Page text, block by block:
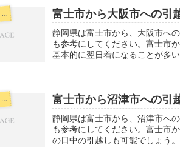
士市の引越し料金・代金相場・見積り情報 富士市から大阪市への引
静岡県は富士市から、大阪市へ
も参考にしてください。富士市
基本的に翌日着になることが多
士市の引越し料金・代金相場・見積り情報 富士市から沼津市への引
静岡県は富士市から、沼津市へ
も参考にしてください。富士市
の日中の引越しも可能でしょう